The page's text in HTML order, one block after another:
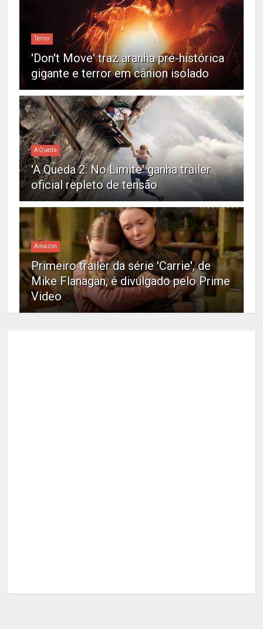
Terror
'Don't Move' traz aranha pré-histórica
gigante e terror em cânion isolado
A Queda
'A Queda 2: No Limite' ganha trailer
oficial repleto de tensão
Amazon
Primeiro trailer da série 'Carrie', de
Mike Flanagan, é divulgado pelo Prime
Video